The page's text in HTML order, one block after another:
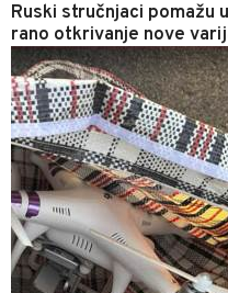
Ruski stručnjaci pomažu
rano otkrivanje nove